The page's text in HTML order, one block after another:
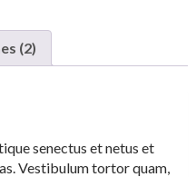
(2)
senectus et netus et
Vestibulum tortor quam,